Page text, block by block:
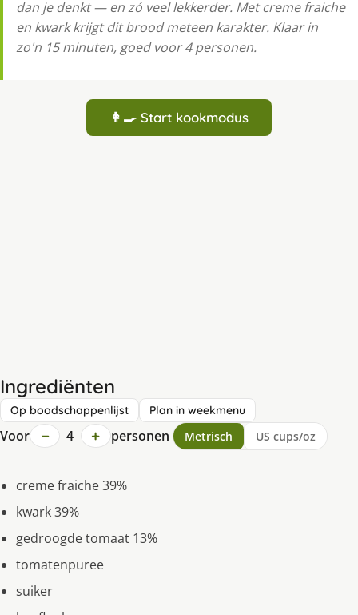
dan je denkt — en zó veel lekkerder. Met creme fraiche
en kwark krijgt dit brood meteen karakter. Klaar in
zo'n 15 minuten, goed voor 4 personen.
👩‍🍳 Start kookmodus
Ingrediënten
Op boodschappenlijst Plan in weekmenu
Voor − 4 + personen Metrisch US cups/oz
creme fraiche 39%
kwark 39%
gedroogde tomaat 13%
tomatenpuree
suiker